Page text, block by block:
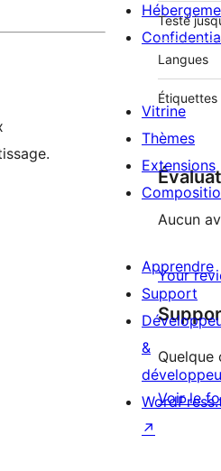
Testé
Langues
Étiquettes
Aucun
Your
Quelque
Voir le
Vitrine
Thèmes
Extensions
Apprendre
Support
&
↗